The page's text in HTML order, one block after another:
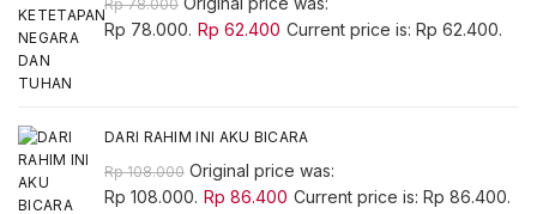
Rp78.000
Rp 78.000. Rp 62.400 Current price is: Rp 62.400.
DARI RAHIM INI AKU BICARA
Rp108.000 Original price was:
Rp 108.000. Rp 86.400 Current price is: Rp 86.400.